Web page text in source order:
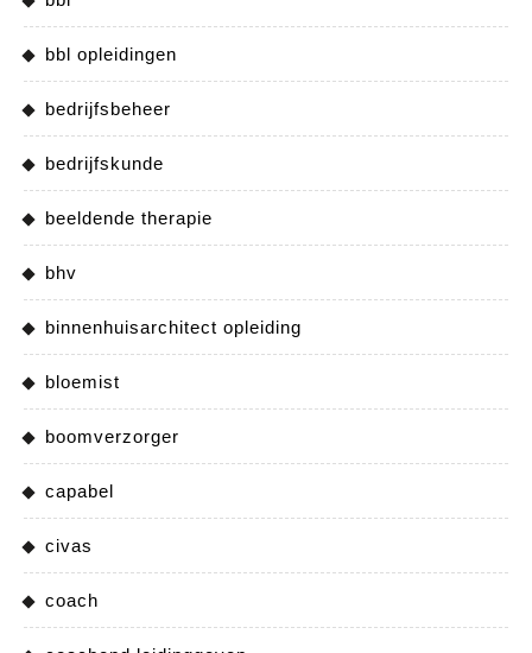
bbl opleidingen
bedrijfsbeheer
bedrijfskunde
beeldende therapie
bhv
binnenhuisarchitect opleiding
bloemist
boomverzorger
capabel
civas
coach